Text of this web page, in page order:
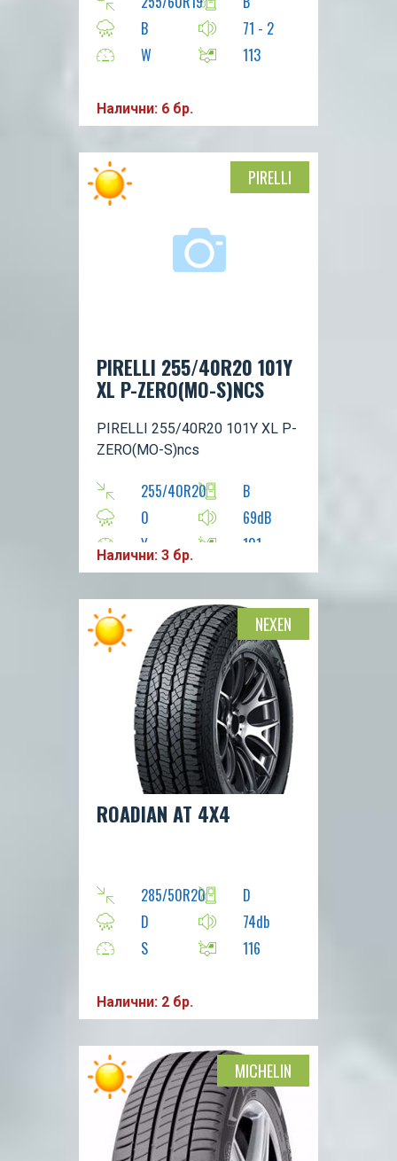
B
71 - 2
W
113
Налични: 6 бр.
PIRELLI 255/40R20 101Y
XL P-ZERO(MO-S)NCS
PIRELLI 255/40R20 101Y XL P-
ZERO(MO-S)ncs
255/40R20
B
0
69dB
Y
101
Налични: 3 бр.
PIRELLI
ROADIAN AT 4X4
285/50R20
D
D
74db
S
116
Налични: 2 бр.
NEXEN
MICHELIN